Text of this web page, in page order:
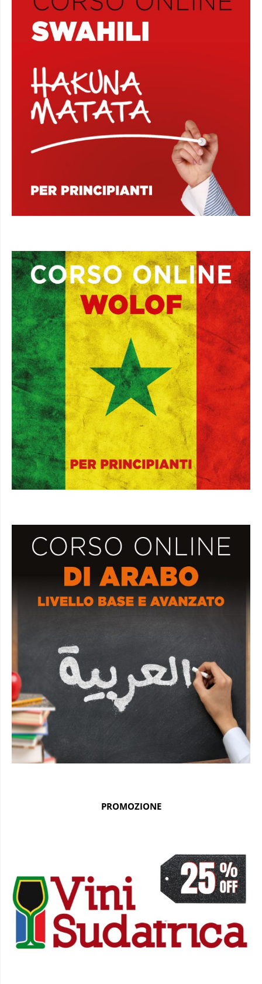
PROMOZIONE